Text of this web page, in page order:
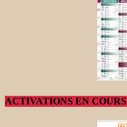
ACTIVATIONS EN COURS